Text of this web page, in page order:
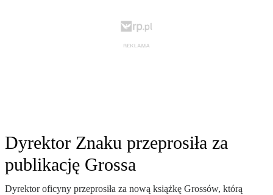
Dyrektor Znaku przeprosiła za
publikację Grossa
Dyrektor oficyny przeprosiła za nową książkę Grossów, którą